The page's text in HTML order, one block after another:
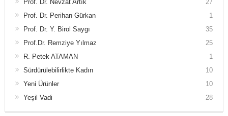
Prof. Dr. Nevzat Artık
27
Prof. Dr. Perihan Gürkan
1
Prof. Dr. Y. Birol Saygı
35
Prof.Dr. Remziye Yılmaz
25
R. Petek ATAMAN
1
Sürdürülebilirlikte Kadın
10
Yeni Ürünler
10
Yeşil Vadi
28